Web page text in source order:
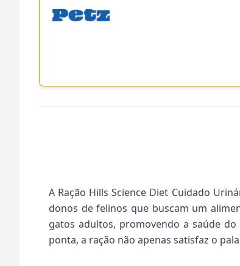
A Ração Hills Science Diet Cuidado
donos de felinos que buscam um
gatos adultos, promovendo a saúde
ponta, a ração não apenas satisfaz o